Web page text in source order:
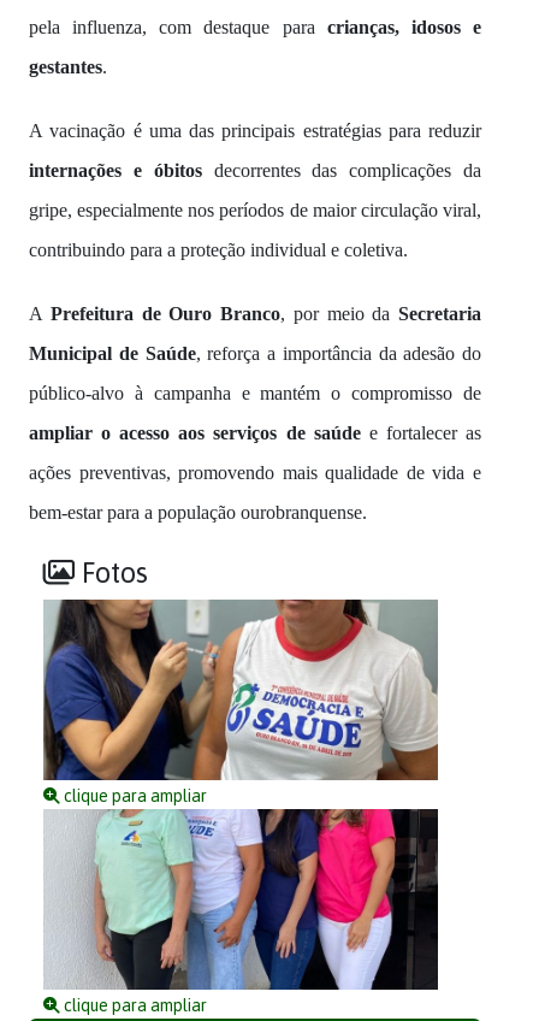
pela influenza, com destaque para crianças, idosos e
gestantes.
A vacinação é uma das principais estratégias para reduzir
internações e óbitosdecorrentes das complicações da
gripe, especialmente nos períodos de maior circulação viral,
contribuindo para a proteção individual e coletiva.
A Prefeitura de Ouro Branco, por meio da Secretaria
Municipal de Saúde, reforça a importância da adesão do
público-alvo à campanha e mantém o compromisso de
ampliar o acesso aos serviços de saúdee fortalecer as
ações preventivas, promovendo mais qualidade de vida e
bem-estar para a população ourobranquense.
Fotos
clique para ampliar
clique para ampliar